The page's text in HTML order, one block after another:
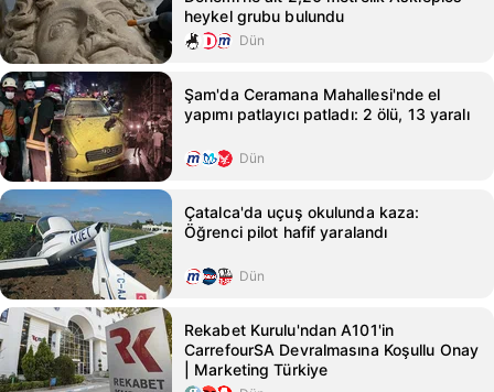
heykel grubu bulundu
Dün
Şam'da Ceramana Mahallesi'nde el
yapımı patlayıcı patladı: 2 ölü, 13 yaralı
Dün
Çatalca'da uçuş okulunda kaza:
Öğrenci pilot hafif yaralandı
Dün
Rekabet Kurulu'ndan A101'in
CarrefourSA Devralmasına Koşullu Onay
| Marketing Türkiye